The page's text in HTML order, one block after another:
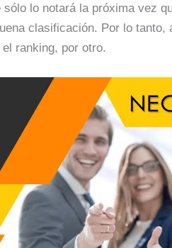
lo notará la próxima vez
clasificación. Por lo tanto,
ranking, por otro.